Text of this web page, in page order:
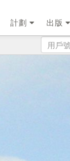
計劃 出版
用
戶